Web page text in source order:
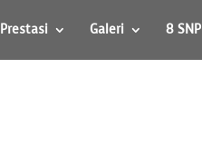
Prestasi Galeri 8 SNP